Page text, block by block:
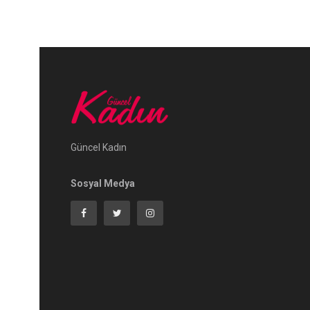
Güncel Kadın
Sosyal Medya